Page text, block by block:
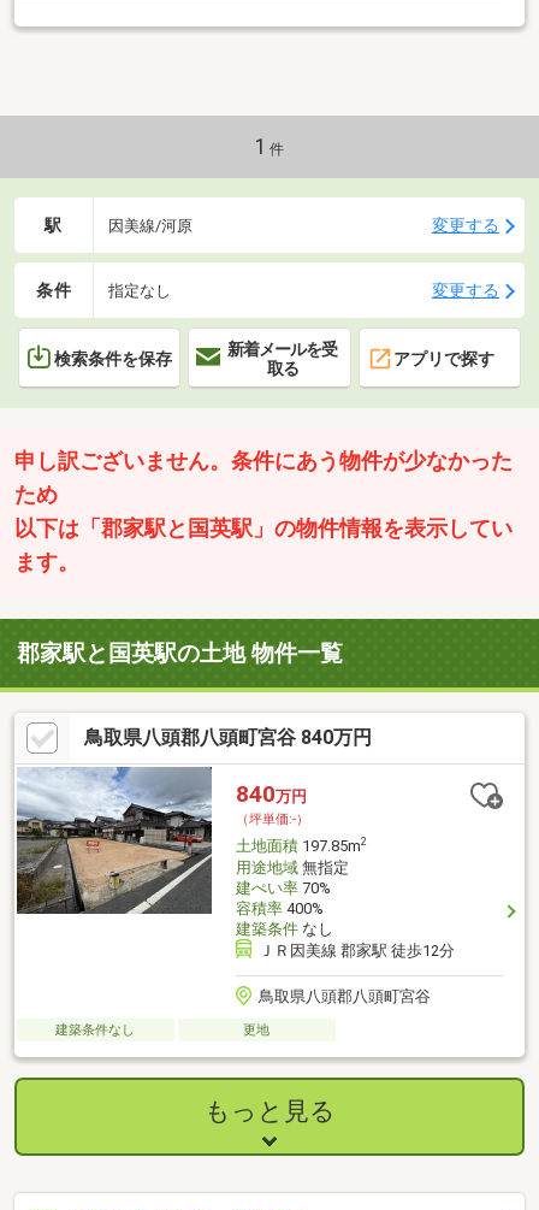
1 件
駅 因美線/河原 変更する
条件 指定なし 変更する
検索条件を保存
新着メールを受
取る
アプリで探す
申し訳ございません。条件にあう物件が少なかった
ため
以下は「郡家駅と国英駅」の物件情報を表示してい
ます。
郡家駅と国英駅の土地 物件一覧
鳥取県八頭郡八頭町宮谷 840万円
840万円
（坪単価:-）
土地面積197.85m2
用途地域無指定
建ぺい率70%
容積率400%
建築条件なし
ＪＲ因美線 郡家駅 徒歩12分
鳥取県八頭郡八頭町宮谷
建築条件なし 更地
もっと見る